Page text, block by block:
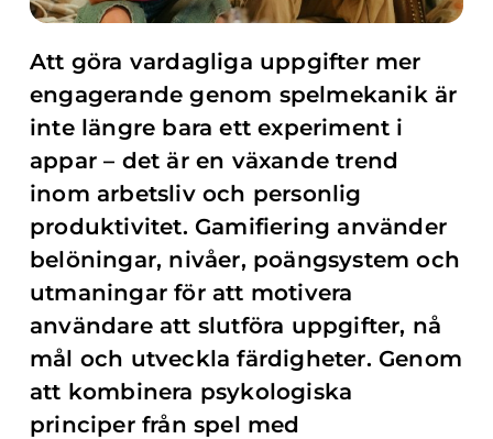
Att göra vardagliga uppgifter mer
engagerande genom spelmekanik är
inte längre bara ett experiment i
appar – det är en växande trend
inom arbetsliv och personlig
produktivitet. Gamifiering använder
belöningar, nivåer, poängsystem och
utmaningar för att motivera
användare att slutföra uppgifter, nå
mål och utveckla färdigheter. Genom
att kombinera psykologiska
principer från spel med